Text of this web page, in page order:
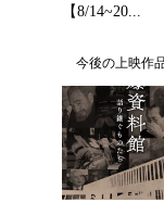
【8/14~20...
今後の上映作